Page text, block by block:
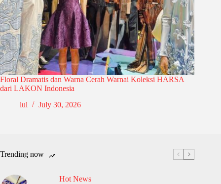
Floral Dramatis dan Warna Cerah Warnai Koleksi HARSA
dari LAKON Indonesia
lul
July 30, 2026
Trending now
Hot News